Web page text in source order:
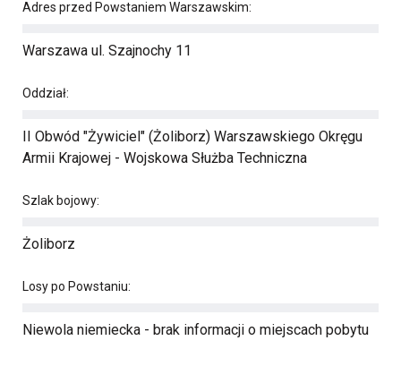
Adres przed Powstaniem Warszawskim:
Warszawa ul. Szajnochy 11
Oddział:
II Obwód "Żywiciel" (Żoliborz) Warszawskiego Okręgu
Armii Krajowej - Wojskowa Służba Techniczna
Szlak bojowy:
Żoliborz
Losy po Powstaniu:
Niewola niemiecka - brak informacji o miejscach pobytu